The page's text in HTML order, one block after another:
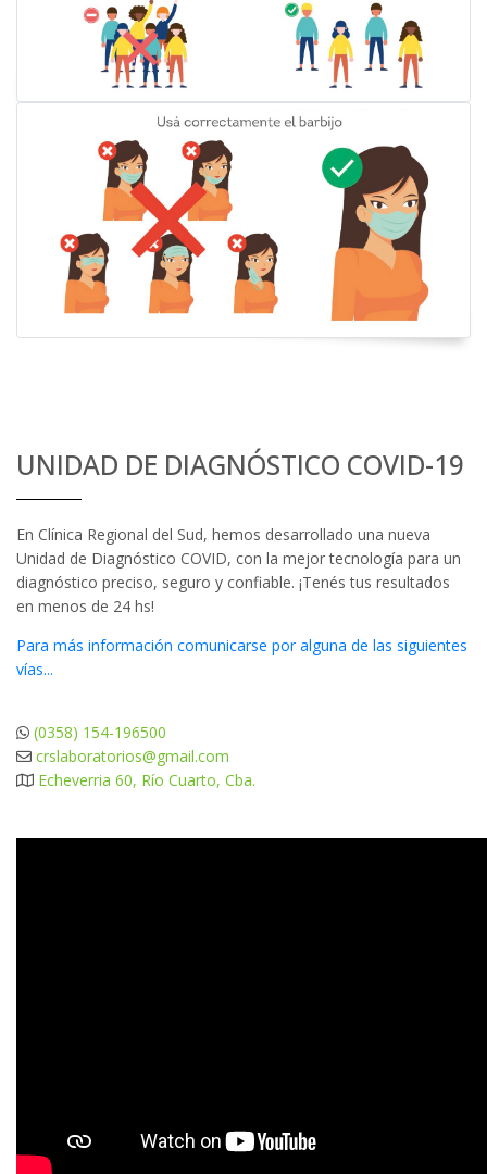
UNIDAD DE DIAGNÓSTICO COVID-19
En Clínica Regional del Sud, hemos desarrollado una nueva
Unidad de Diagnóstico COVID, con la mejor tecnología para un
diagnóstico preciso, seguro y confiable. ¡Tenés tus resultados
en menos de 24 hs!
Para más información comunicarse por alguna de las siguientes
vías...
(0358) 154-196500
crslaboratorios@gmail.com
Echeverria 60, Río Cuarto, Cba.